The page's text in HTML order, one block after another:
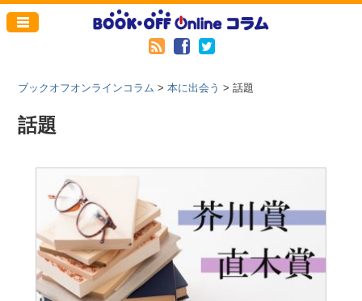
ブックオフオンラインコラム >本に出会う >話題
話題